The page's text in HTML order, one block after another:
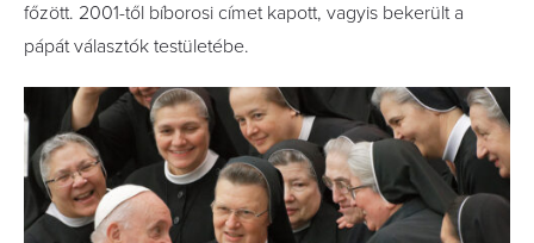
főzött. 2001-től bíborosi címet kapott, vagyis bekerült a
pápát választók testületébe.